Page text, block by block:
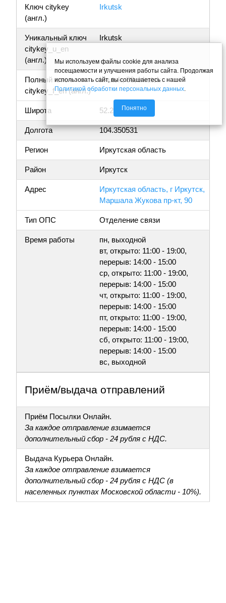
Ключ citykey
(англ.)
Irkutsk
Уникальный ключ
citykey_u_en
(англ.)
Irkutsk
Полный ключ
citykey_f_en (англ.)
Irkutsk, 38, Irkutsk
Широта 52.246297
Долгота 104.350531
Регион Иркутская область
Район Иркутск
Адрес
Иркутская область, г Иркутск,
Маршала Жукова пр-кт, 90
Тип ОПС Отделение связи
Время работы
пн, выходной
вт, открыто: 11:00 - 19:00,
перерыв: 14:00 - 15:00
ср, открыто: 11:00 - 19:00,
перерыв: 14:00 - 15:00
чт, открыто: 11:00 - 19:00,
перерыв: 14:00 - 15:00
пт, открыто: 11:00 - 19:00,
перерыв: 14:00 - 15:00
сб, открыто: 11:00 - 19:00,
перерыв: 14:00 - 15:00
вс, выходной
Приём/выдача отправлений
Приём Посылки Онлайн.
За каждое отправление взимается
дополнительный сбор - 24 рубля с НДС.
Выдача Курьера Онлайн.
За каждое отправление взимается
дополнительный сбор - 24 рубля с НДС (в
населенных пунктах Московской области - 10%).
Мы используем файлы cookie для анализа
посещаемости и улучшения работы сайта. Продолжая
использовать сайт, вы соглашаетесь с нашей
Политикой обработки персональных данных.
Понятно